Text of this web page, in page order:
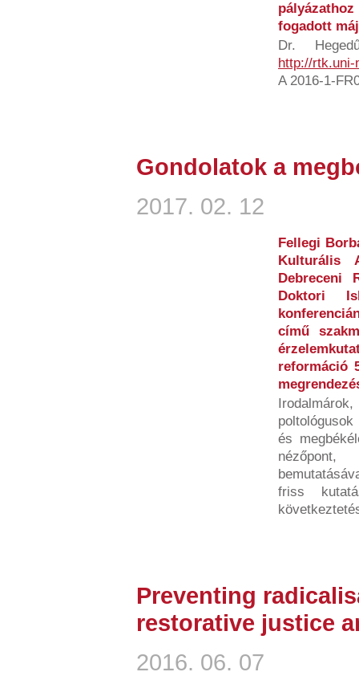
fogadott
Dr.
http://rtk.uni-
A 2016-1-
Gondolatok a
2017. 02. 12
Fellegi
Kulturális
Debreceni
Doktori
című
reformáció
és
friss
Preventing
restorative justice
2016. 06. 07